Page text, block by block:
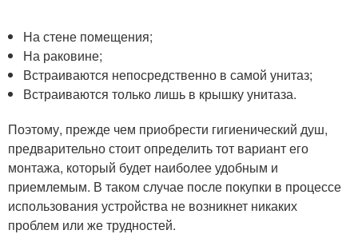
На стене помещения;
На раковине;
Встраиваются непосредственно в самой унитаз;
Встраиваются только лишь в крышку унитаза.
Поэтому, прежде чем приобрести гигиенический душ,
предварительно стоит определить тот вариант его
монтажа, который будет наиболее удобным и
приемлемым. В таком случае после покупки в процессе
использования устройства не возникнет никаких
проблем или же трудностей.